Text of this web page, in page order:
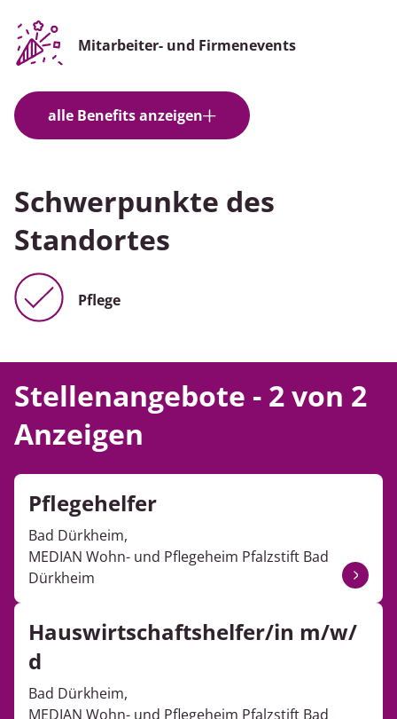
Mitarbeiter- und Firmenevents
alle Benefits anzeigen
Schwerpunkte des
Standortes
Pflege
Stellenangebote - 2 von 2
Anzeigen
Pflegehelfer
Bad Dürkheim,
MEDIAN Wohn- und Pflegeheim Pfalzstift Bad
Dürkheim
Hauswirtschaftshelfer/in m/w/
d
Bad Dürkheim,
MEDIAN Wohn- und Pflegeheim Pfalzstift Bad